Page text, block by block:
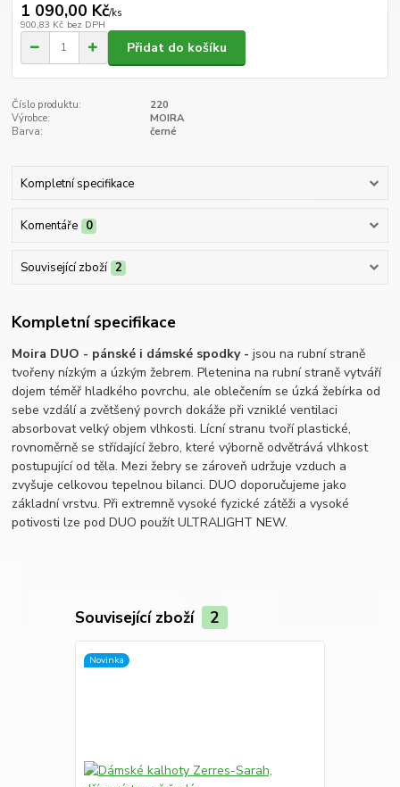
1 090,00 Kč/ks
900,83 Kč bez DPH
Přidat do košíku
Číslo produktu:
220
Výrobce:
MOIRA
Barva:
černé
Kompletní specifikace
Komentáře 0
Související zboží 2
Kompletní specifikace
Moira DUO - pánské i dámské spodky -jsou na rubní straně
tvořeny nízkým a úzkým žebrem. Pletenina na rubní straně vytváří
dojem téměř hladkého povrchu, ale oblečením se úzká žebírka od
sebe vzdálí a zvětšený povrch dokáže při vzniklé ventilaci
absorbovat velký objem vlhkosti. Lícní stranu tvoří plastické,
rovnoměrně se střídající žebro, které výborně odvětrává vlhkost
postupující od těla. Mezi žebry se zároveň udržuje vzduch a
zvyšuje celkovou tepelnou bilanci. DUO doporučujeme jako
základní vrstvu. Při extremně vysoké fyzické zátěži a vysoké
potivosti lze pod DUO použít ULTRALIGHT NEW.
Související zboží 2
Novinka